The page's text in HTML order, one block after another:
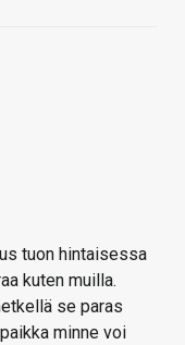
tuon hintaisessa
kuten muilla.
se paras
minne voi